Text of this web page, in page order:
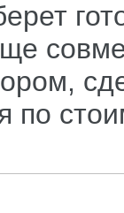
по